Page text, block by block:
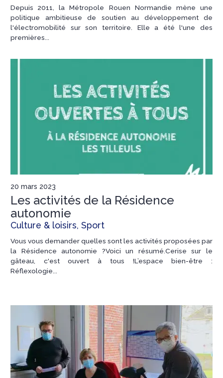
Depuis 2011, la Métropole Rouen Normandie mène une
politique ambitieuse de soutien au développement de
l'électromobilité sur son territoire. Elle a été l'une des
premières...
20 mars 2023
Les activités de la Résidence
autonomie
Culture & loisirs, Sport
Vous vous demander quelles sont les activités proposées par
la Résidence autonomie ?Voici un résumé.Cerise sur le
gâteau, c'est ouvert à tous !L’espace bien-être :
Réflexologie...